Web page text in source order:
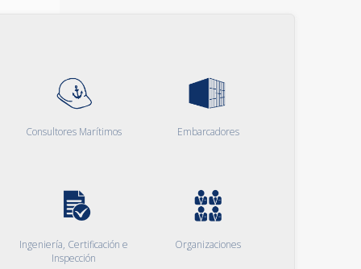
Consultores Marítimos Embarcadores
Ingeniería, Certificación e
Inspección
Organizaciones